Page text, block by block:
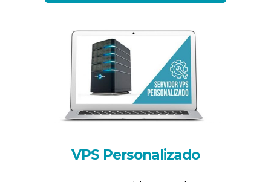
VPS Personalizado